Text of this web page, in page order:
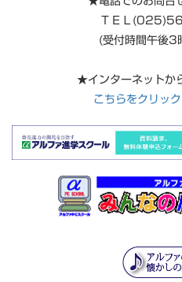
ＴＥＬ
(受付時間午後3
★インターネットか
こちらをクリック